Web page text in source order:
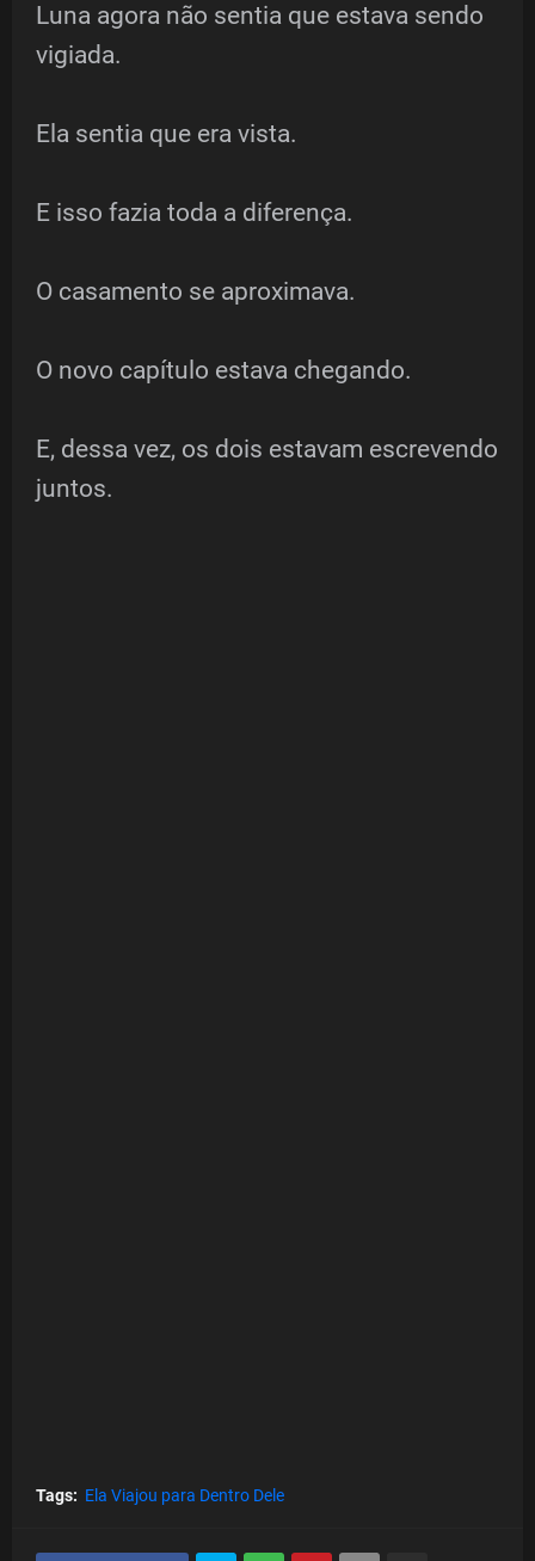
Luna agora não sentia que estava sendo
vigiada.
Ela sentia que era vista.
E isso fazia toda a diferença.
O casamento se aproximava.
O novo capítulo estava chegando.
E, dessa vez, os dois estavam escrevendo
juntos.
Tags: Ela Viajou para Dentro Dele